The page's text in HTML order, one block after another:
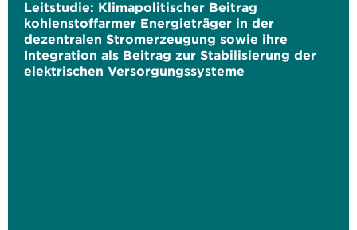
Leitstudie: Klimapolitischer Beitrag
kohlenstoffarmer Energieträger in der
dezentralen Stromerzeugung sowie ihre
Integration als Beitrag zur Stabilisierung der
elektrischen Versorgungssysteme